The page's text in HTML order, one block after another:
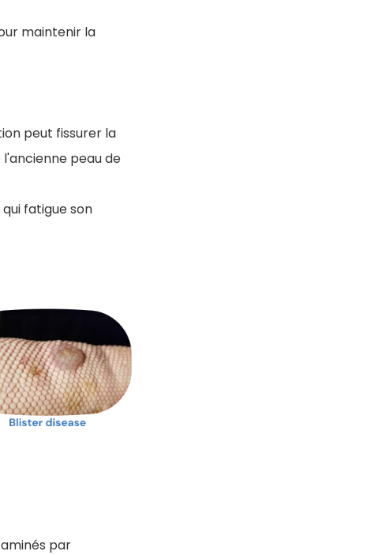
maintenir la
peut fissurer la
peau de
fatigue son
par